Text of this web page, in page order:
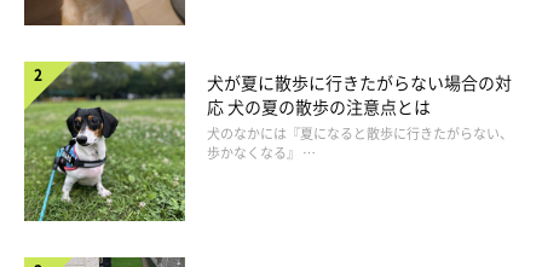
犬が夏に散歩に行きたがらない場合の対
応 犬の夏の散歩の注意点とは
犬のなかには『夏になると散歩に行きたがらない、
歩かなくなる』 …